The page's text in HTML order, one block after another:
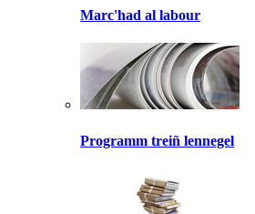
Marc'had al labour
Programm treiñ lennegel